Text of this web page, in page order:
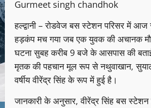
Gurmeet singh chandhok
हल्द्वानी – रोडवेज बस स्टेशन परिसर में
हड़कंप मच गया जब एक युवक की अचानक
घटना सुबह करीब 9 बजे के आसपास की
मृतक की पहचान मूल रूप से नथुवाखान,
वर्षीय वीरेंद्र सिंह के रूप में हुई है।
जानकारी के अनुसार, वीरेंद्र सिंह बस